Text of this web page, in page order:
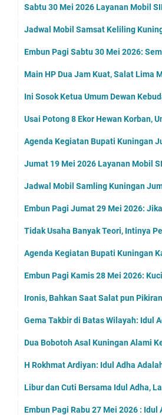
Sabtu 30 Mei 2026 Layanan Mobil
Jadwal Mobil Samsat Keliling
Embun Pagi Sabtu 30 Mei 2026:
Main HP Dua Jam Kuat, Salat Lima
Ini Sosok Ketua Umum Dewan
Usai Potong 8 Ekor Hewan Korban,
Agenda Kegiatan Bupati Kuningan
Jumat 19 Mei 2026 Layanan Mobil
Jadwal Mobil Samling Kuningan
Embun Pagi Jumat 29 Mei 2026:
Tidak Usaha Banyak Teori, Intinya
Agenda Kegiatan Bupati Kuningan
Embun Pagi Kamis 28 Mei 2026:
Ironis, Bahkan Saat Salat pun
Gema Takbir di Batas Wilayah: Idul
Dua Bobotoh Asal Kuningan Alami
H Rokhmat Ardiyan: Idul Adha
Libur dan Cuti Bersama Idul Adha,
Embun Pagi Rabu 27 Mei 2026 : Idul